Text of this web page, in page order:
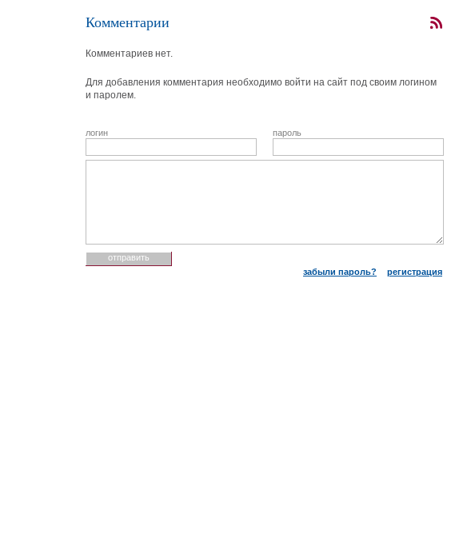
Комментарии
Комментариев нет.
Для добавления комментария необходимо войти на сайт под своим логином
и паролем.
логин пароль
забыли пароль? регистрация